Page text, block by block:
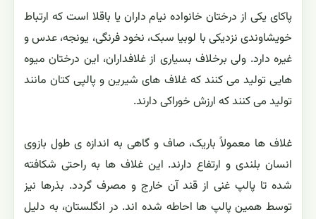
پاکای یکی از درختان خانواده نیام داران یا باقلا است که ارتباط
خویشاوندی نزدیکی با لوبیا سبک، نخود فرنگی، یونجه، عدس و
غیره دارد. ولی برخلاف بسیاری از غلافداران، این درختان میوه
هایی تولید می کنند که غلاف های شیرین و پالپی کتان مانند
تولید می کنند که ارزش خوراکی دارند.
غلاف ها معمولاً باریک، صاف و گاهی به اندازه ی طول بازوی
انسان بلندی و ارتفاع دارند. این غلاف ها به راحتی شکافته
شده تا پالپ غنی از قند آن خارج و مصرف گردد. بذرها نیز
توسط همین پالپ ها احاطه شده اند. در انگلستان، به دلیل